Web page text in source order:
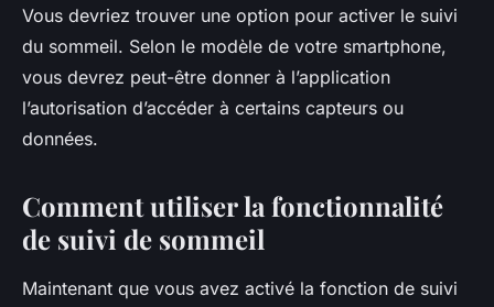
Vous devriez trouver une option pour activer le suivi
du sommeil. Selon le modèle de votre smartphone,
vous devrez peut-être donner à l’application
l’autorisation d’accéder à certains capteurs ou
données.
Comment utiliser la fonctionnalité
de suivi de sommeil
Maintenant que vous avez activé la fonction de suivi